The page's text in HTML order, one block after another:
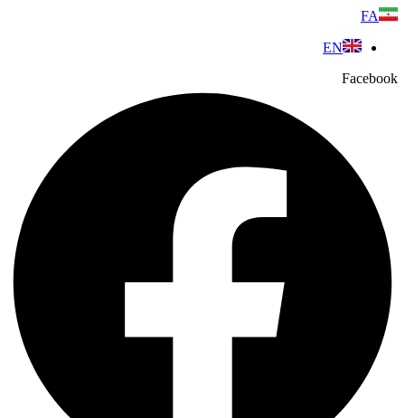
پرش
محتوا
FA
EN
Facebook